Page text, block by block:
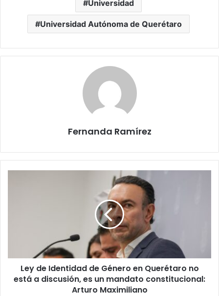
Universidad
Universidad Autónoma de Querétaro
Fernanda Ramírez
está
discusión,
Ley de Identidad de Género en Querétaro no
está a discusión, es un mandato constitucional:
Arturo Maximiliano